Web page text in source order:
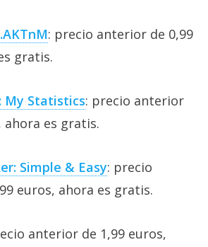
: precio anterior de 0,99
gratis.
My Statistics: precio anterior
ahora es gratis.
Simple & Easy: precio
euros, ahora es gratis.
anterior de 1,99 euros,